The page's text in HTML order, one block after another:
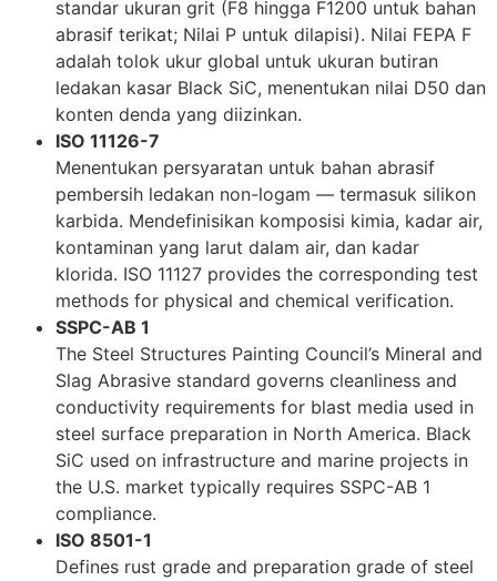
standar ukuran grit (F8 hingga F1200 untuk bahan
abrasif terikat; Nilai P untuk dilapisi). Nilai FEPA F
adalah tolok ukur global untuk ukuran butiran
ledakan kasar Black SiC, menentukan nilai D50 dan
konten denda yang diizinkan.
ISO 11126-7
Menentukan persyaratan untuk bahan abrasif
pembersih ledakan non-logam — termasuk silikon
karbida. Mendefinisikan komposisi kimia, kadar air,
kontaminan yang larut dalam air, dan kadar
klorida. ISO 11127 provides the corresponding test
methods for physical and chemical verification.
SSPC-AB 1
The Steel Structures Painting Council’s Mineral and
Slag Abrasive standard governs cleanliness and
conductivity requirements for blast media used in
steel surface preparation in North America. Black
SiC used on infrastructure and marine projects in
the U.S. market typically requires SSPC-AB 1
compliance.
ISO 8501-1
Defines rust grade and preparation grade of steel